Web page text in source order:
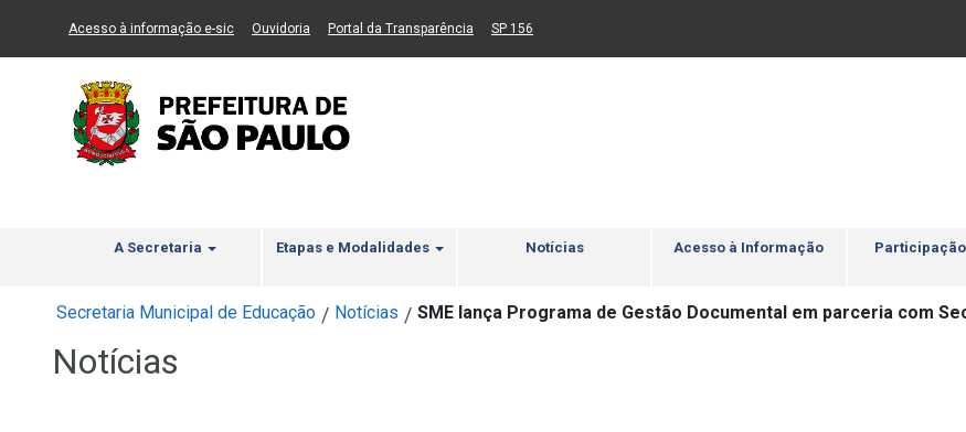
Ir ao Conteúdo Ir para menu principal 2 Ir para busca Ir para rodapé
Acesso à informação e-sic(Link para um novo sítio)
Ouvidoria (Link para um novo sítio)
Portal da Transparência (Link para um novo sítio)
SP 156
A Secretaria Etapas e Modalidades Notícias Acesso à Informação Participação
Secretaria Municipal de Educação / Notícias / SME lança Programa de Gestão Documental em parceria com
Notícias